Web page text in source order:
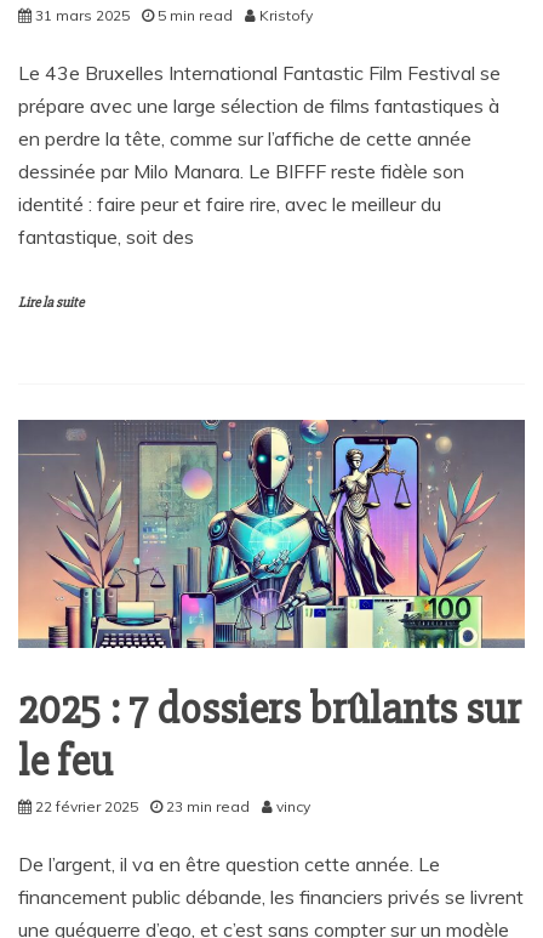
31 mars 2025 5 min read Kristofy
Le 43e Bruxelles International Fantastic Film Festival se
prépare avec une large sélection de films fantastiques à
en perdre la tête, comme sur l’affiche de cette année
dessinée par Milo Manara. Le BIFFF reste fidèle son
identité : faire peur et faire rire, avec le meilleur du
fantastique, soit des
Lire la suite
2025 : 7 dossiers brûlants sur
le feu
22 février 2025 23 min read vincy
De l’argent, il va en être question cette année. Le
financement public débande, les financiers privés se livrent
une guéguerre d’ego, et c’est sans compter sur un modèle